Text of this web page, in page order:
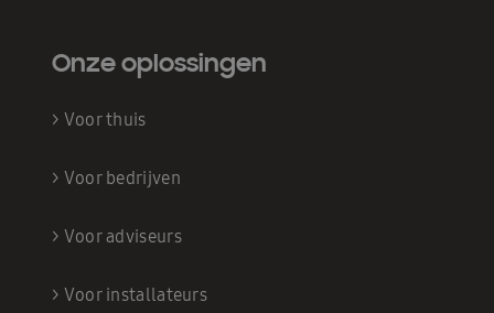
Onze oplossingen
> Voor thuis
> Voor bedrijven
> Voor adviseurs
> Voor installateurs